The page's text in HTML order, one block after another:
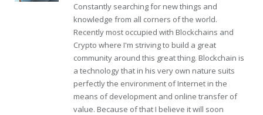
Constantly searching for new things and
knowledge from all corners of the world.
Recently most occupied with Blockchains and
Crypto where I'm striving to build a great
community around this great thing. Blockchain is
a technology that in his very own nature suits
perfectly the environment of Internet in the
means of development and online transfer of
value. Because of that I believe it will soon